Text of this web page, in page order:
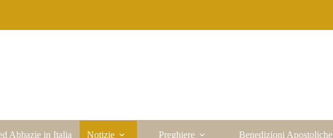
Abbazie in Italia Notizie Preghiere Benedizioni Apostoliche